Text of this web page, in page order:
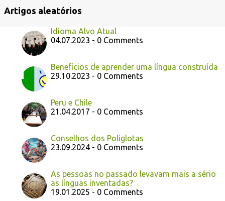
Artigos aleatórios
Idioma Alvo Atual
04.07.2023 - 0 Comments
Benefícios de aprender uma língua construída
29.10.2023 - 0 Comments
Peru e Chile
21.04.2017 - 0 Comments
Conselhos dos Poliglotas
23.09.2024 - 0 Comments
As pessoas no passado levavam mais a sério
as línguas inventadas?
19.01.2025 - 0 Comments